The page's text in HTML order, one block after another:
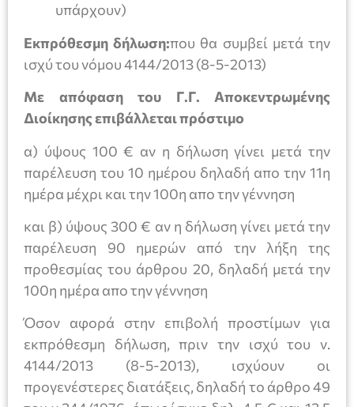
υπάρχουν)
Εκπρόθεσμη δήλωση:που θα συμβεί μετά την
ισχύ του νόμου 4144/2013 (8-5-2013)
Με απόφαση του Γ.Γ. Αποκεντρωμένης
Διοίκησης επιβάλλεται πρόστιμο
α) ύψους 100 € αν η δήλωση γίνει μετά την
παρέλευση του 10 ημέρου δηλαδή απο την 11η
ημέρα μέχρι και την 100η απο την γέννηση
και β) ύψους 300 € αν η δήλωση γίνει μετά την
παρέλευση 90 ημερών από την λήξη της
προθεσμίας του άρθρου 20, δηλαδή μετά την
100η ημέρα απο την γέννηση
Όσον αφορά στην επιβολή προστίμων για
εκπρόθεσμη δήλωση, πριν την ισχύ του ν.
4144/2013 (8-5-2013), ισχύουν οι
προγενέστερες διατάξεις, δηλαδή το άρθρο 49